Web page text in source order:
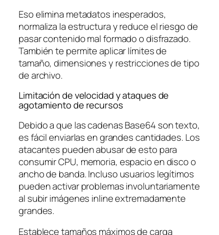
Eso elimina metadatos inesperados,
normaliza la estructura y reduce el riesgo de
pasar contenido mal formado o disfrazado.
También te permite aplicar límites de
tamaño, dimensiones y restricciones de tipo
de archivo.
Limitación de velocidad y ataques de
agotamiento de recursos
Debido a que las cadenas Base64 son texto,
es fácil enviarlas en grandes cantidades. Los
atacantes pueden abusar de esto para
consumir CPU, memoria, espacio en disco o
ancho de banda. Incluso usuarios legítimos
pueden activar problemas involuntariamente
al subir imágenes inline extremadamente
grandes.
Establece tamaños máximos de carga